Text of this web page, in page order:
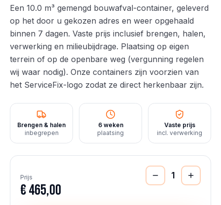
Een 10.0 m³ gemengd bouwafval-container, geleverd
op het door u gekozen adres en weer opgehaald
binnen 7 dagen. Vaste prijs inclusief brengen, halen,
verwerking en milieubijdrage. Plaatsing op eigen
terrein of op de openbare weg (vergunning regelen
wij waar nodig). Onze containers zijn voorzien van
het ServiceFix-logo zodat ze direct herkenbaar zijn.
Brengen & halen
inbegrepen
6 weken
plaatsing
Vaste prijs
incl. verwerking
Prijs
€ 465,00
1